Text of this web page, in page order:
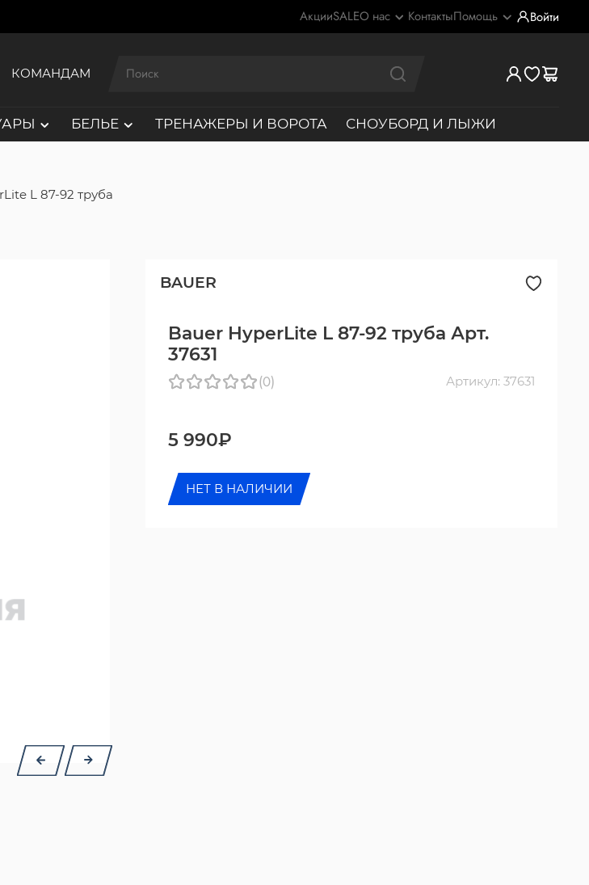
АкцииSALEО нас КонтактыПомощь Войти
КОМАНДАМ
БЕЛЬЕ ТРЕНАЖЕРЫ И ВОРОТА СНОУБОРД И ЛЫЖИ
L 87-92 труба
BAUER
Bauer HyperLite L 87-92 труба Арт.
37631
(0) Артикул: 37631
5 990₽
НЕТ В НАЛИЧИИ